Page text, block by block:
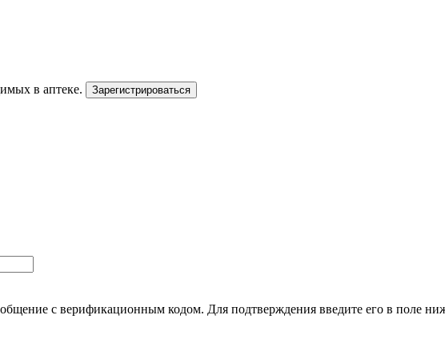
в аптеке. Зарегистрироваться
с верификационным кодом. Для подтверждения введите его в поле